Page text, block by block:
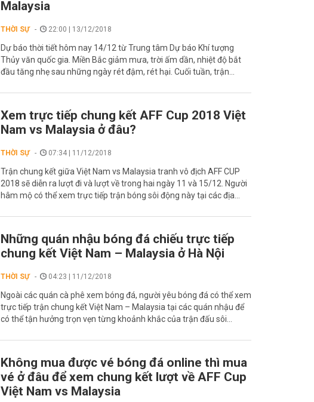
Malaysia
THỜI SỰ 22:00 | 13/12/2018
Dự báo thời tiết hôm nay 14/12 từ Trung tâm Dự báo Khí tượng
Thủy văn quốc gia. Miền Bắc giảm mưa, trời ấm dần, nhiệt độ bắt
đầu tăng nhẹ sau những ngày rét đậm, rét hại. Cuối tuần, trận...
Xem trực tiếp chung kết AFF Cup 2018 Việt
Nam vs Malaysia ở đâu?
THỜI SỰ 07:34 | 11/12/2018
Trận chung kết giữa Việt Nam vs Malaysia tranh vô địch AFF CUP
2018 sẽ diễn ra lượt đi và lượt về trong hai ngày 11 và 15/12. Người
hâm mộ có thể xem trực tiếp trận bóng sôi động này tại các địa...
Những quán nhậu bóng đá chiếu trực tiếp
chung kết Việt Nam – Malaysia ở Hà Nội
THỜI SỰ 04:23 | 11/12/2018
Ngoài các quán cà phê xem bóng đá, người yêu bóng đá có thể xem
trực tiếp trận chung kết Việt Nam – Malaysia tại các quán nhậu để
có thể tận hưởng trọn vẹn từng khoảnh khắc của trận đấu sôi...
Không mua được vé bóng đá online thì mua
vé ở đâu để xem chung kết lượt về AFF Cup
Việt Nam vs Malaysia